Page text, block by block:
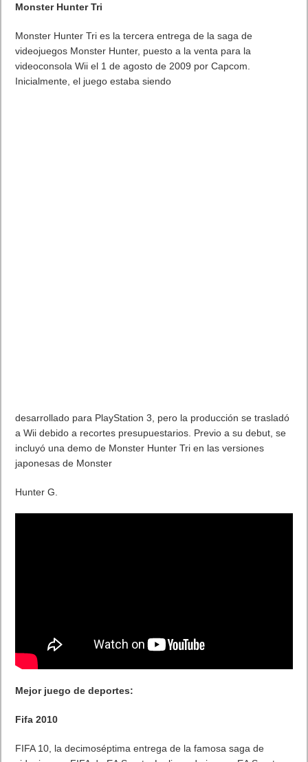
Monster Hunter Tri
Monster Hunter Tri es la tercera entrega de la saga de
videojuegos Monster Hunter, puesto a la venta para la
videoconsola Wii el 1 de agosto de 2009 por Capcom.
Inicialmente, el juego estaba siendo
desarrollado para PlayStation 3, pero la producción se trasladó
a Wii debido a recortes presupuestarios. Previo a su debut, se
incluyó una demo de Monster Hunter Tri en las versiones
japonesas de Monster
Hunter G.
Mejor juego de deportes:
Fifa 2010
FIFA 10, la decimoséptima entrega de la famosa saga de